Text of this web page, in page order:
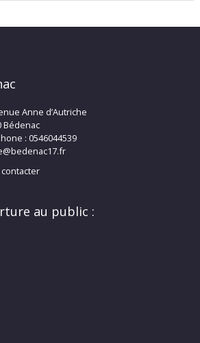
Anne d’Autriche
Bédenac
: 0546044539
au public :